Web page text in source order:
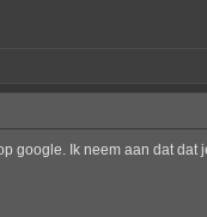
google. Ik neem aan dat dat